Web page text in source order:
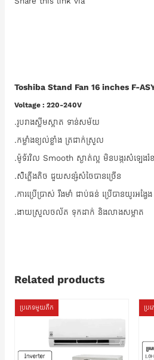
Toshiba Stand Fan 16 inches F-
Voltage : 220-240V
.រូបរាងស្លីមស្អាត​ ទាន់សម័យ​
.កម្លាំងខ្យល់ខ្លាំង​ ត្រជាក់ស្រួល
.ម៉ូទ័រវិល​ Smooth ស្ងាត់ល្អ​ មិនបង្ករសំឡេងរំ
.ស៉ីភ្លេីង​តិច​ ជួយសន្សំសំចៃបានច្រេីន​
.ការប្រេីប្រាស់​ រឹងមាំ​ ជាប់ធន់​ ប្រេីបានយូរអង្វែង​
.ងាយស្រួលចល័ត​ ទុកដាក់​ និងលាងសម្អាត
Related products
ប្រភេទមួយតឹក ប្រ